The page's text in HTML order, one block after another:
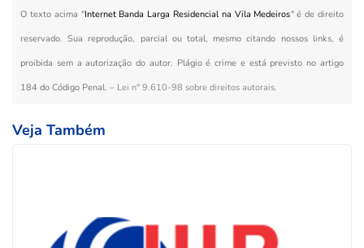
O texto acima "Internet Banda Larga Residencial na Vila Medeiros" é de direito
reservado. Sua reprodução, parcial ou total, mesmo citando nossos links, é
proibida sem a autorização do autor. Plágio é crime e está previsto no artigo
184 do Código Penal. – Lei n° 9.610-98 sobre direitos autorais.
Veja Também